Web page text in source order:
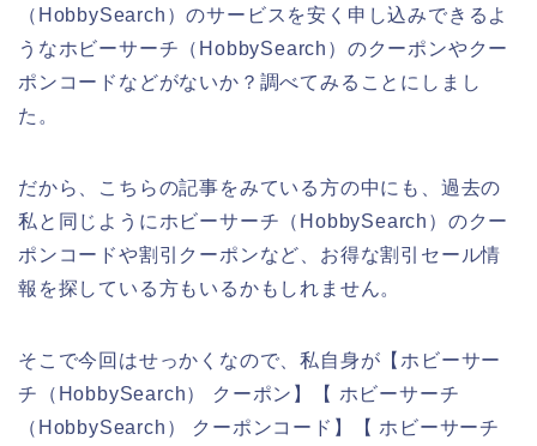
（HobbySearch）のサービスを安く申し込みできるよ
うなホビーサーチ（HobbySearch）のクーポンやクー
ポンコードなどがないか？調べてみることにしまし
た。
だから、こちらの記事をみている方の中にも、過去の
私と同じようにホビーサーチ（HobbySearch）のクー
ポンコードや割引クーポンなど、お得な割引セール情
報を探している方もいるかもしれません。
そこで今回はせっかくなので、私自身が【ホビーサー
チ（HobbySearch） クーポン】【 ホビーサーチ
（HobbySearch） クーポンコード】【 ホビーサーチ